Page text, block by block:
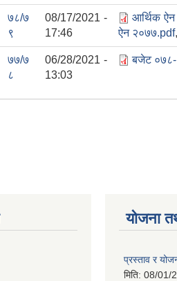
७८/७
९
08/17/2021 -
17:46
आर्थिक
ऐन २०७७.pdf,
७७/७
८
06/28/2021 -
13:03
बजेट
योजना
प्रस्ताव र
मिति: 08/01/